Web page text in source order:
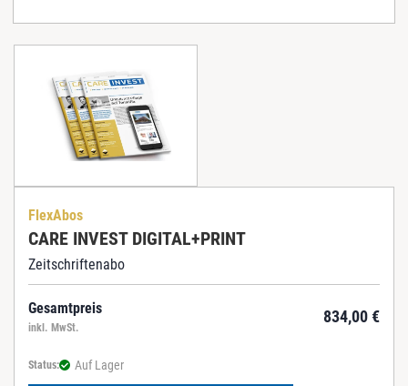
FlexAbos
CARE INVEST DIGITAL+PRINT
Zeitschriftenabo
Gesamtpreis 834,00€
inkl. MwSt.
Status: Auf Lager